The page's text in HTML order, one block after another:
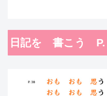
日記を 書こう P.